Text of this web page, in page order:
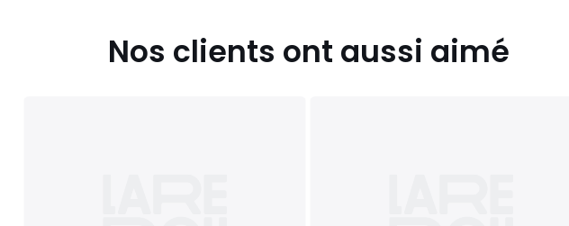
Nos clients ont aussi aimé